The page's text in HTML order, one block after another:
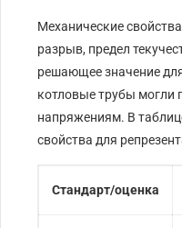
Механические
разрыв, предел
решающее значение
котловые трубы могли
напряжениям. В
свойства для
Стандарт/оценка